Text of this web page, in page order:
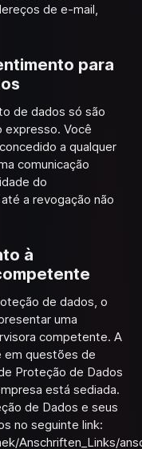
de e-mail,
para
de dados só são
expresso. Você
a qualquer
comunicação
do
a revogação não
à
de dados, o
uma
competente. A
em questões de
Proteção de Dados
está sediada.
de Dados e seus
no seguinte link:
Anschriften_Links/